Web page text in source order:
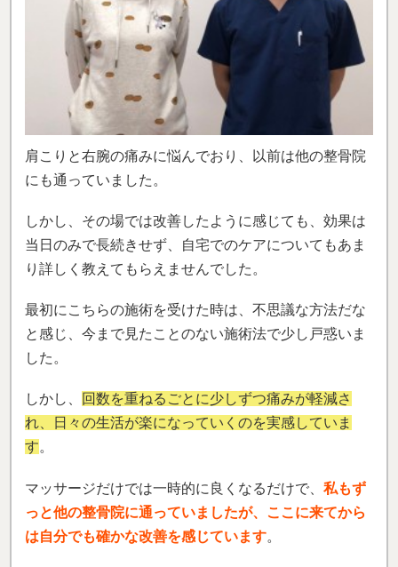
肩こりと右腕の痛みに悩んでおり、以前は他の整骨院
にも通っていました。
しかし、その場では改善したように感じても、効果は
当日のみで長続きせず、自宅でのケアについてもあま
り詳しく教えてもらえませんでした。
最初にこちらの施術を受けた時は、不思議な方法だな
と感じ、今まで見たことのない施術法で少し戸惑いま
した。
しかし、
回数を重ねるごとに少しずつ痛みが軽減さ
れ、日々の生活が楽になっていくのを実感していま
す。
マッサージだけでは一時的に良くなるだけで、 私もず
っと他の整骨院に通っていましたが、ここに来てから
は自分でも確かな改善を感じています。